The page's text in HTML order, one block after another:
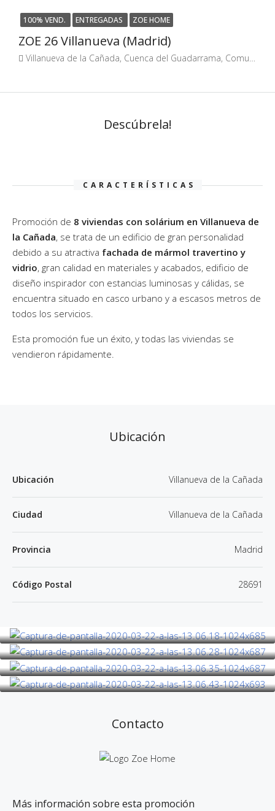
100% VEND. ENTREGADAS ZOE HOME
ZOE 26 Villanueva (Madrid)
Villanueva de la Cañada, Cuenca del Guadarrama, Comunidad de Madrid, 28691, España
Descúbrela!
CARACTERÍSTICAS
Promoción de 8 viviendas con solárium en Villanueva de
la Cañada, se trata de un edificio de gran personalidad
debido a su atractiva fachada de mármol travertino y
vidrio, gran calidad en materiales y acabados, edificio de
diseño inspirador con estancias luminosas y cálidas, se
encuentra situado en casco urbano y a escasos metros de
todos los servicios.
Esta promoción fue un éxito, y todas las viviendas se
vendieron rápidamente.
Ubicación
Ubicación Villanueva de la Cañada
Ciudad Villanueva de la Cañada
Provincia Madrid
Código Postal 28691
Contacto
Más información sobre esta promoción